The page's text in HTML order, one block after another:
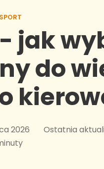
jak
do
2026
Ostatnia